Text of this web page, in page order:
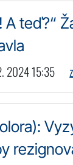
A teď?“
2024 15:35